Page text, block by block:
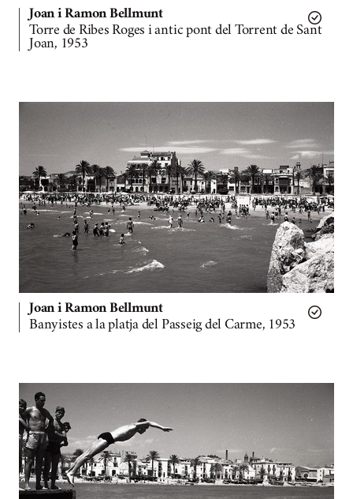
Joan i Ramon Bellmunt
Torre de Ribes Roges i antic pont del Torrent de Sant
Joan, 1953
Joan i Ramon Bellmunt
Banyistes a la platja del Passeig del Carme, 1953